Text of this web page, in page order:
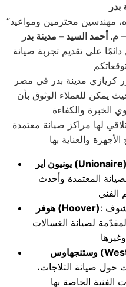
بدر
“أفضل مركز صيانة اتعاملت معاه، مهندسين محترمين ومواعيد
–م. أحمد السيد – مدينة بدر
على تقديم تجربة صيانة
كريازي مدينة بدر في مصر
حيث يمكن للعملاء الوثوق بأن
الخبرة والكفاءة
لها مراكز صيانة معتمدة
يونيون اير (Unionaire)
المعتمدة وأحدث
هوفر(Hoover)
لصيانة الغسالات
وستنجهاوس
حول صيانة الثلاجات،